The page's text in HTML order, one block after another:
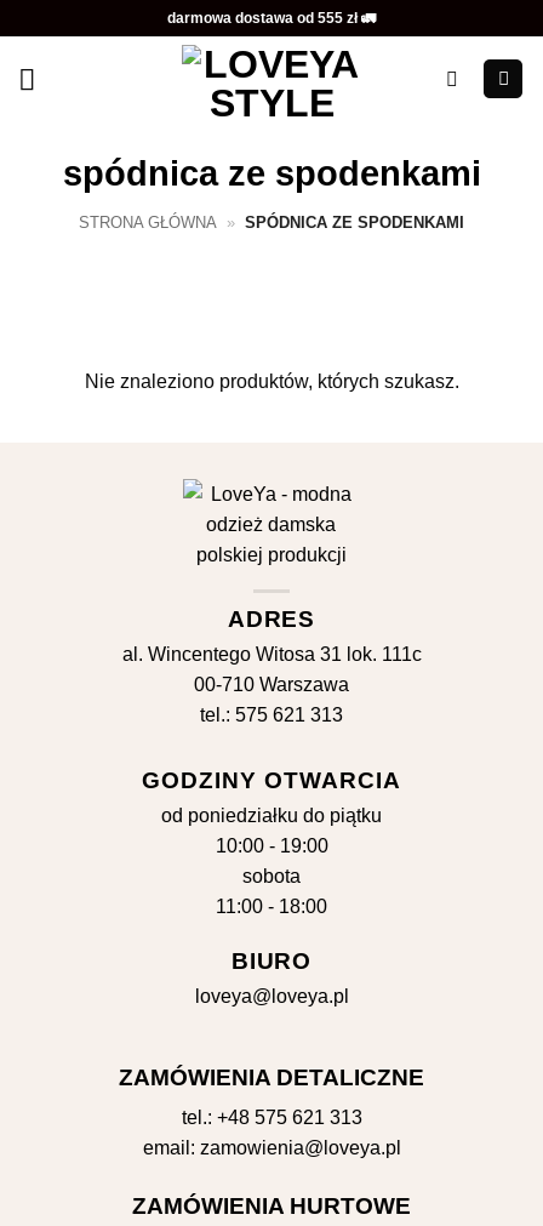
zawartości
darmowa dostawa od 555 zł 🚛
spódnica ze spodenkami
STRONA GŁÓWNA » SPÓDNICA ZE SPODENKAMI
Nie znaleziono produktów, których szukasz.
ADRES
al. Wincentego Witosa 31 lok. 111c
00-710 Warszawa
tel.: 575 621 313
GODZINY OTWARCIA
od poniedziałku do piątku
10:00 - 19:00
sobota
11:00 - 18:00
BIURO
loveya@loveya.pl
ZAMÓWIENIA DETALICZNE
tel.: +48 575 621 313
email: zamowienia@loveya.pl
ZAMÓWIENIA HURTOWE